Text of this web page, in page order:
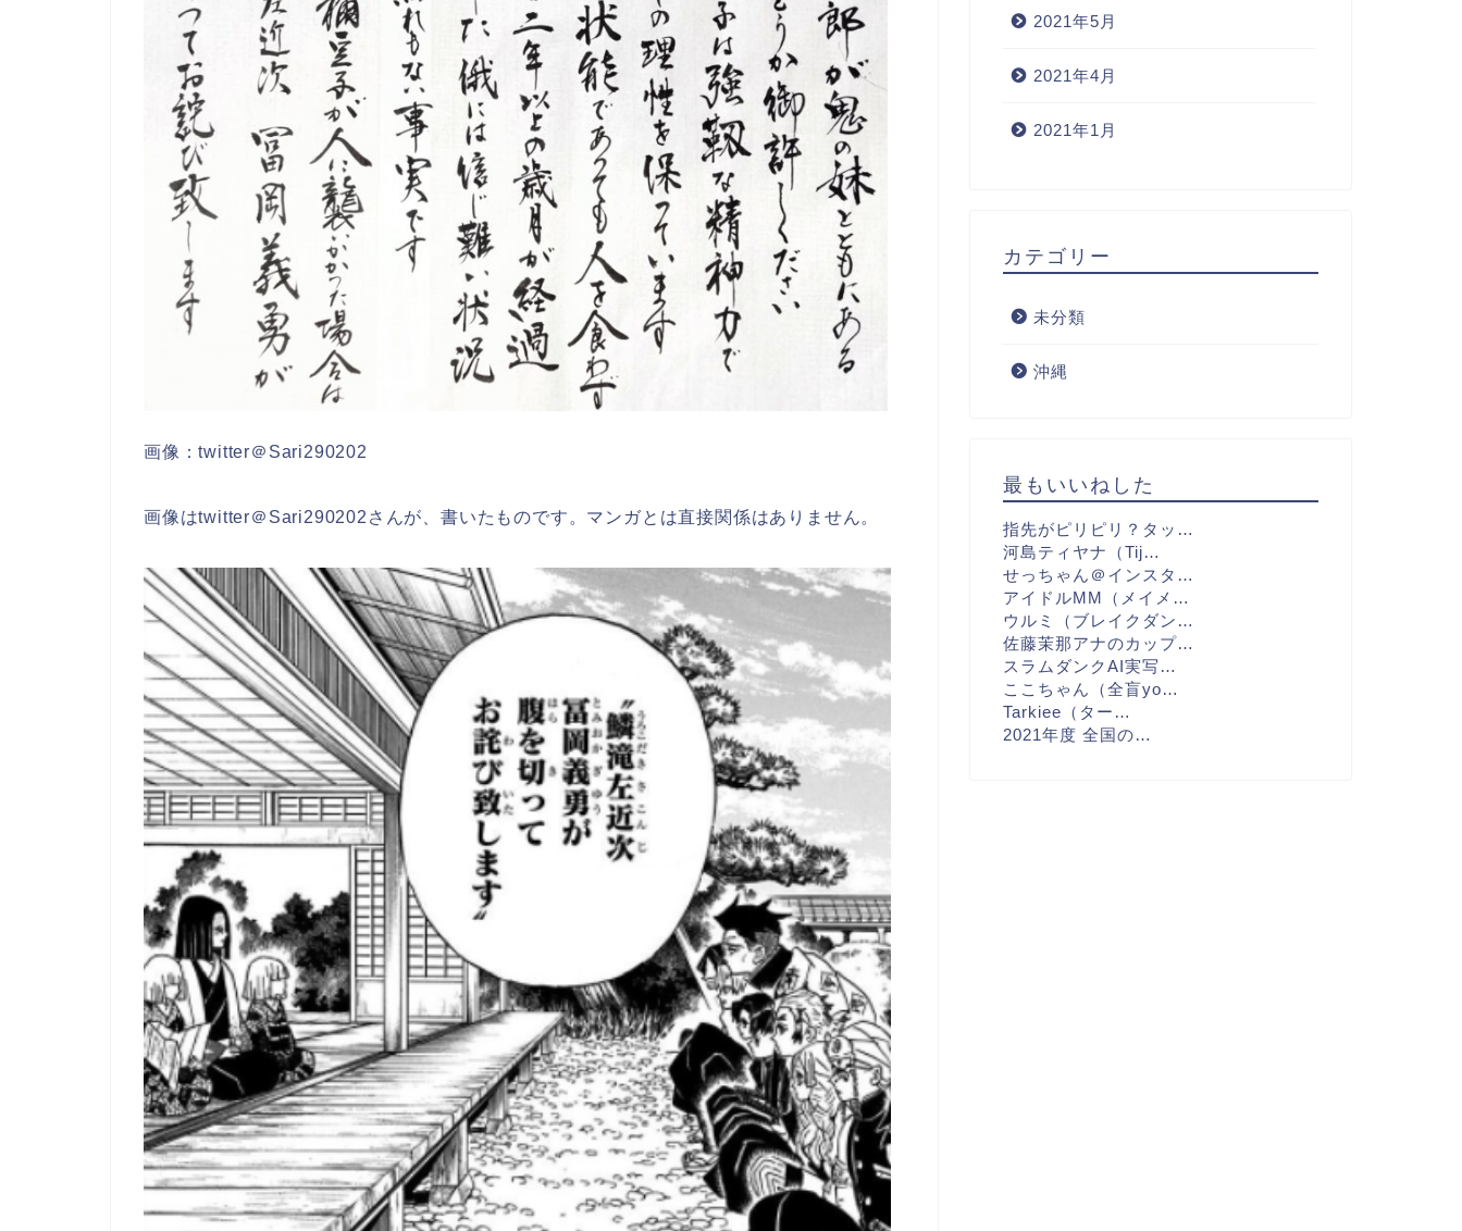
画像：twitter＠Sari290202
画像はtwitter＠Sari290202さんが、書いたものです。マンガとは直接関係はありません。
2021年5月
2021年4月
2021年1月
カテゴリー
未分類
沖縄
最もいいねした
指先がピリピリ？タッ…
河島ティヤナ（Tij…
せっちゃん＠インスタ…
アイドルMM（メイメ…
ウルミ（ブレイクダン…
佐藤茉那アナのカップ…
スラムダンクAI実写…
ここちゃん（全盲yo…
Tarkiee（ター…
2021年度 全国の…